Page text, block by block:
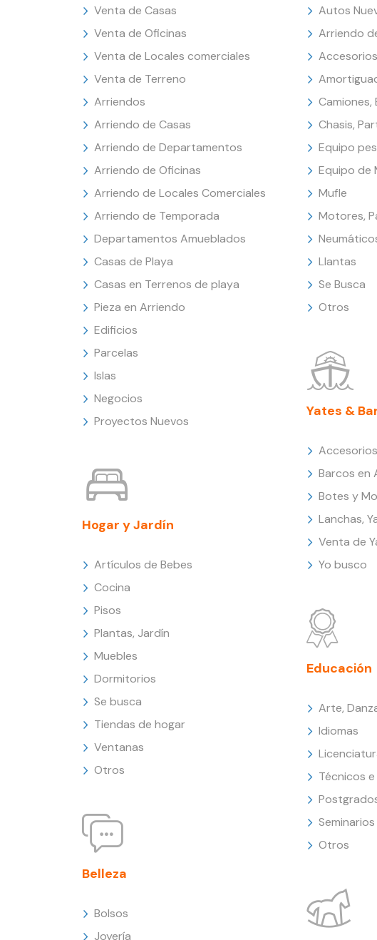
Venta de Casas
Venta de Oficinas
Venta de Locales comerciales
Venta de Terreno
Arriendos
Arriendo de Casas
Arriendo de Departamentos
Arriendo de Oficinas
Arriendo de Locales Comerciales
Arriendo de Temporada
Departamentos Amueblados
Casas de Playa
Casas en Terrenos de playa
Pieza en Arriendo
Edificios
Parcelas
Islas
Negocios
Proyectos Nuevos
Hogar y Jardín
Artículos de Bebes
Cocina
Pisos
Plantas, Jardín
Muebles
Dormitorios
Se busca
Tiendas de hogar
Ventanas
Otros
Belleza
Bolsos
Joyería
Autos
Arriendo
Accesorios
Camiones,
Chasis,
Equipo
Equipo de
Mufle
Motores,
Llantas
Se Busca
Otros
Yates &
Accesorios
Barcos en
Botes y
Lanchas,
Venta de
Yo busco
Educación
Arte,
Idiomas
Técnicos
Seminarios
Otros